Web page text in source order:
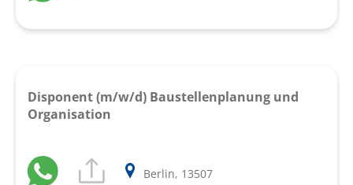
Disponent (m/w/d) Baustellenplanung und
Organisation
Berlin, 13507